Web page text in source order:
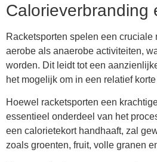
Calorieverbranding
Racketsporten spelen een
aerobe als anaerobe activiteiten,
worden. Dit leidt tot een
het mogelijk om in een relatief
Hoewel racketsporten een
essentieel onderdeel van het
een calorietekort handhaaft, zal
zoals groenten, fruit, volle granen